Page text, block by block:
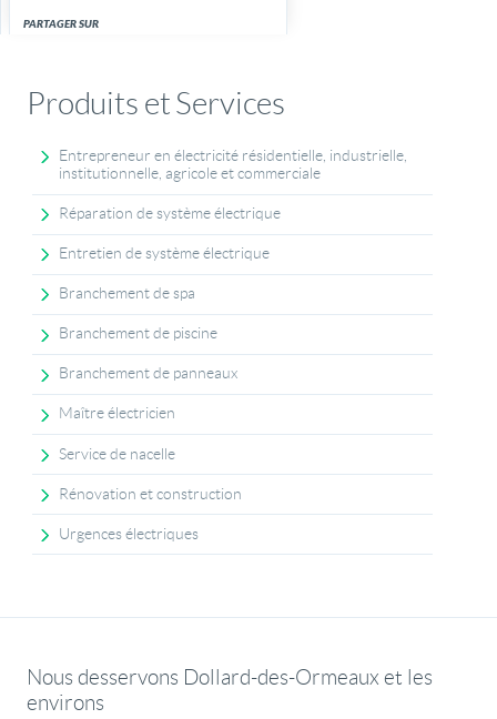
PARTAGER SUR
Produits et Services
Entrepreneur en électricité résidentielle, industrielle,
institutionnelle, agricole et commerciale
Réparation de système électrique
Entretien de système électrique
Branchement de spa
Branchement de piscine
Branchement de panneaux
Maître électricien
Service de nacelle
Rénovation et construction
Urgences électriques
Nous desservons Dollard-des-Ormeaux et les
environs